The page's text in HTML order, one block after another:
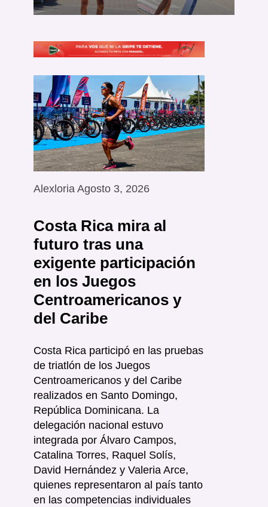
Alexloria Agosto 3, 2026
Costa Rica mira al
futuro tras una
exigente participación
en los Juegos
Centroamericanos y
del Caribe
Costa Rica participó en las pruebas
de triatlón de los Juegos
Centroamericanos y del Caribe
realizados en Santo Domingo,
República Dominicana. La
delegación nacional estuvo
integrada por Álvaro Campos,
Catalina Torres, Raquel Solís,
David Hernández y Valeria Arce,
quienes representaron al país tanto
en las competencias individuales